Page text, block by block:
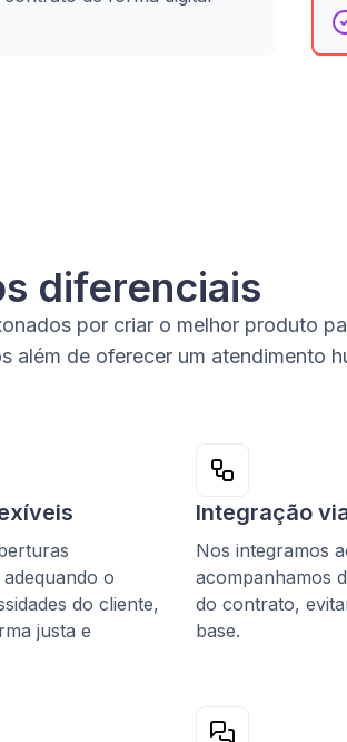
diferenciais
por criar o melhor produto
além de oferecer um atendimento
o
do cliente,
justa e
Integração
Nos integramos
acompanhamos
do contrato,
base.